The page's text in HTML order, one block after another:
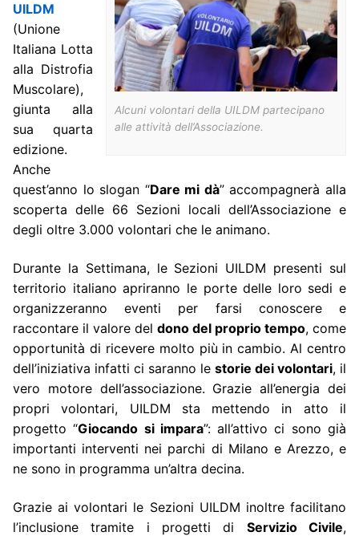
Alcuni volontari della UILDM partecipano
alle attività dell’Associazione.
UILDM
(Unione
Italiana Lotta
alla Distrofia
Muscolare),
giunta alla
sua quarta
edizione.
Anche
quest’anno lo slogan “Dare mi dà” accompagnerà alla
scoperta delle 66 Sezioni locali dell’Associazione e
degli oltre 3.000 volontari che le animano.
Durante la Settimana, le Sezioni UILDM presenti sul
territorio italiano apriranno le porte delle loro sedi e
organizzeranno eventi per farsi conoscere e
raccontare il valore del dono del proprio tempo, come
opportunità di ricevere molto più in cambio. Al centro
dell’iniziativa infatti ci saranno le storie dei volontari, il
vero motore dell’associazione. Grazie all’energia dei
propri volontari, UILDM sta mettendo in atto il
progetto “Giocando si impara”: all’attivo ci sono già
importanti interventi nei parchi di Milano e Arezzo, e
ne sono in programma un’altra decina.
Grazie ai volontari le Sezioni UILDM inoltre facilitano
l’inclusione tramite i progetti di Servizio Civile,